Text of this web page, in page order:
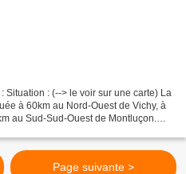
Situation : (--> le voir sur une carte) La
à 60km au Nord-Ouest de Vichy, à
au Sud-Sud-Ouest de Montluçon.
Page suivante >